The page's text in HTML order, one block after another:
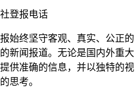
始终坚守客观、真实、公正的
新闻报道。无论是国内外重大
供准确的信息，并以独特的视
思考。